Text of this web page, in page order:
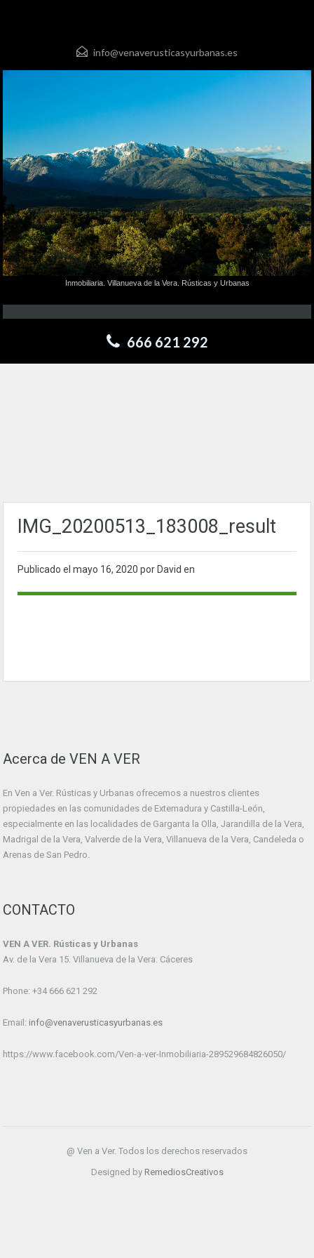
info@venaverusticasyurbanas.es
Inmobiliaria. Villanueva de la Vera. Rústicas y Urbanas
666 621 292
IMG_20200513_183008_result
Publicado el mayo 16, 2020 por David en
Acerca de VEN A VER
En Ven a Ver. Rústicas y Urbanas ofrecemos a nuestros clientes
propiedades en las comunidades de Extemadura y Castilla-León,
especialmente en las localidades de Garganta la Olla, Jarandilla de la Vera,
Madrigal de la Vera, Valverde de la Vera, Villanueva de la Vera, Candeleda o
Arenas de San Pedro.
CONTACTO
VEN A VER. Rústicas y Urbanas
Av. de la Vera 15. Villanueva de la Vera. Cáceres
Phone: +34 666 621 292
Email: info@venaverusticasyurbanas.es
https://www.facebook.com/Ven-a-ver-Inmobiliaria-289529684826050/
@ Ven a Ver. Todos los derechos reservados
Designed by RemediosCreativos